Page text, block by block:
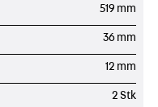
519 mm
36 mm
12 mm
2 Stk